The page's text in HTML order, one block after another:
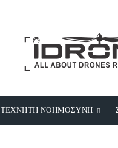
ΤΕΧΝΗΤΗ ΝΟΗΜΟΣΥΝΗ